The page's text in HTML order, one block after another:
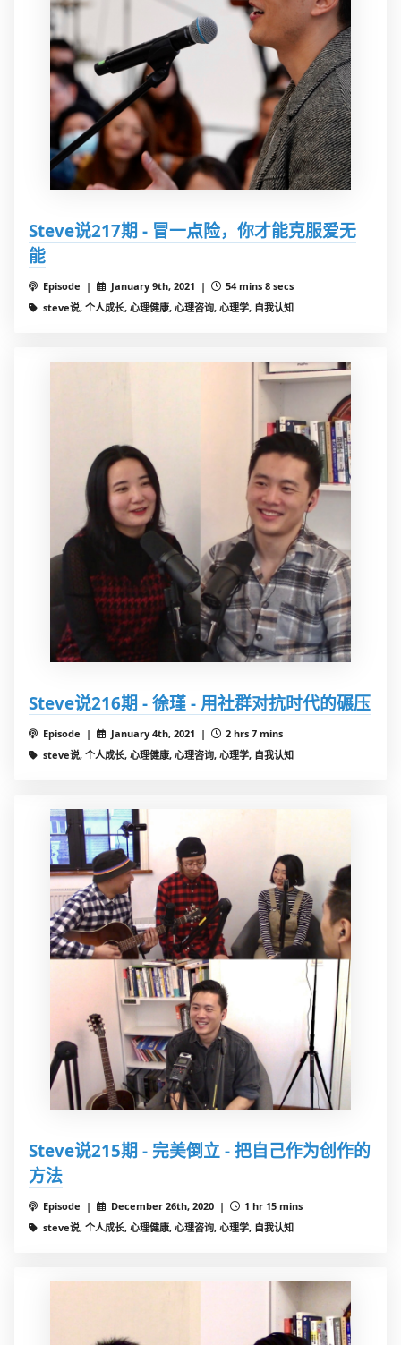
Steve说217期 - 冒一点险，你才能克服爱无
能
Episode | January 9th, 2021 |
54 mins 8 secs
steve说, 个人成长, 心理健康, 心理咨询, 心理学, 自我认知
Steve说216期 - 徐瑾 - 用社群对抗时代的碾压
Episode | January 4th, 2021 |
2 hrs 7 mins
steve说, 个人成长, 心理健康, 心理咨询, 心理学, 自我认知
Steve说215期 - 完美倒立 - 把自己作为创作的
方法
Episode | December 26th, 2020 |
1 hr 15 mins
steve说, 个人成长, 心理健康, 心理咨询, 心理学, 自我认知